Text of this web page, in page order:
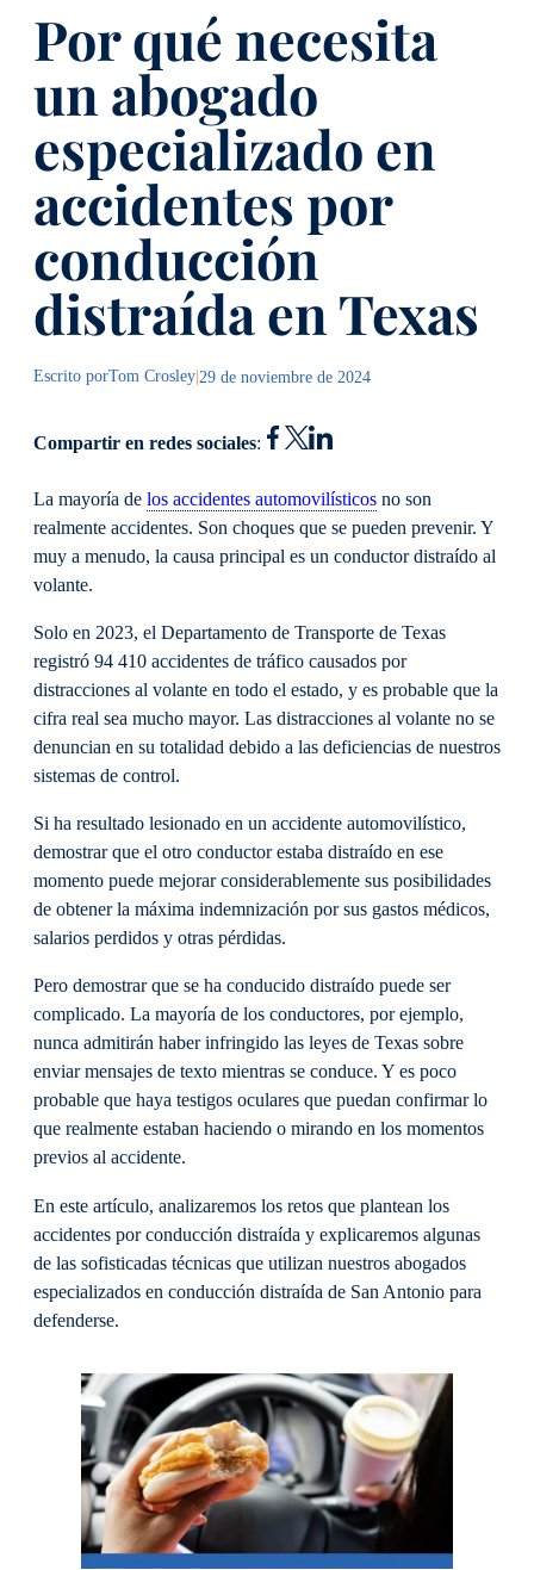
Por qué necesita
un abogado
especializado en
accidentes por
conducción
distraída en Texas
Escrito porTom Crosley|29 de noviembre de 2024
Compartir en redes sociales:
La mayoría de los accidentes automovilísticos no son
realmente accidentes. Son choques que se pueden prevenir. Y
muy a menudo, la causa principal es un conductor distraído al
volante.
Solo en 2023, el Departamento de Transporte de Texas
registró 94 410 accidentes de tráfico causados por
distracciones al volante en todo el estado, y es probable que la
cifra real sea mucho mayor. Las distracciones al volante no se
denuncian en su totalidad debido a las deficiencias de nuestros
sistemas de control.
Si ha resultado lesionado en un accidente automovilístico,
demostrar que el otro conductor estaba distraído en ese
momento puede mejorar considerablemente sus posibilidades
de obtener la máxima indemnización por sus gastos médicos,
salarios perdidos y otras pérdidas.
Pero demostrar que se ha conducido distraído puede ser
complicado. La mayoría de los conductores, por ejemplo,
nunca admitirán haber infringido las leyes de Texas sobre
enviar mensajes de texto mientras se conduce. Y es poco
probable que haya testigos oculares que puedan confirmar lo
que realmente estaban haciendo o mirando en los momentos
previos al accidente.
En este artículo, analizaremos los retos que plantean los
accidentes por conducción distraída y explicaremos algunas
de las sofisticadas técnicas que utilizan nuestros abogados
especializados en conducción distraída de San Antonio para
defenderse.